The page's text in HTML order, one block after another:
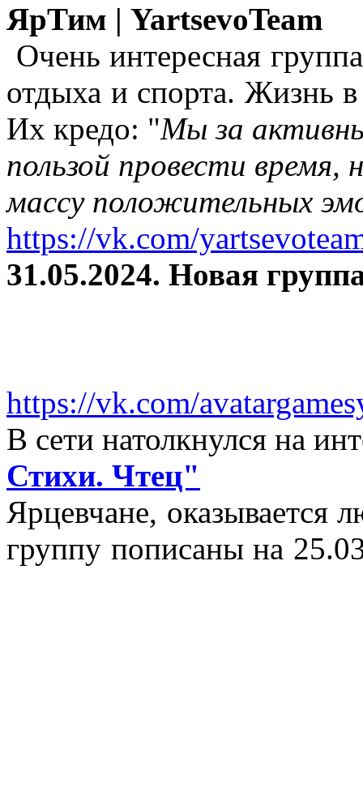
ЯрТим | YartsevoTeam
Очень интересная
отдыха и спорта. Жизнь
Их кредо: "Мы за
пользой провести время,
массу положительных
https://vk.com/
31.05.2024. Новая
https://vk.com/
В сети натолкнулся на
Стихи. Чтец"
Ярцевчане,
группу пописаны на